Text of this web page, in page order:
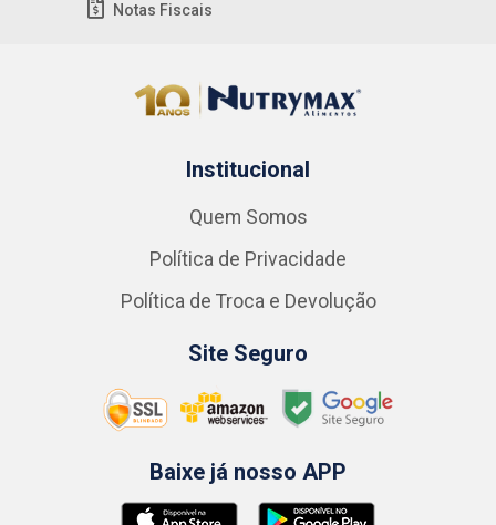
Notas Fiscais
Institucional
Quem Somos
Política de Privacidade
Política de Troca e Devolução
Site Seguro
Baixe já nosso APP